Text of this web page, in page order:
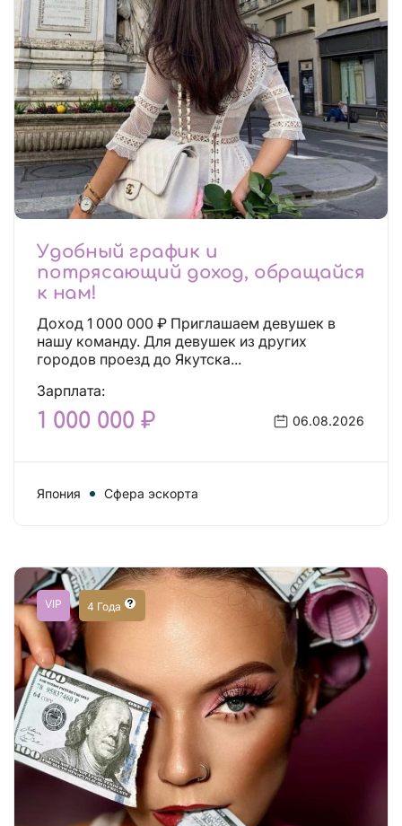
Удобный график и
потрясающий доход, обращайся
к нам!
Доход 1 000 000 ₽ Приглашаем девушек в
нашу команду. Для девушек из других
городов проезд до Якутска...
Зарплата:
1 000 000 ₽ 06.08.2026
Япония Сфера эскорта
VIP 4 Года